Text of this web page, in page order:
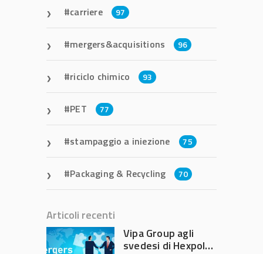
carriere 97
mergers&acquisitions 96
riciclo chimico 93
PET 77
stampaggio a iniezione 75
Packaging & Recycling 70
Articoli recenti
Vipa Group agli
svedesi di Hexpol